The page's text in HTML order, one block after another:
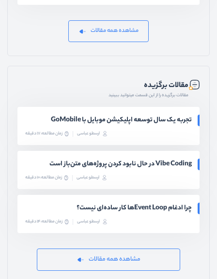
مشاهده همه مقالات
مقالات برگزیده
مقالات برگزیده را از این قسمت میتوانید ببینید
تجربه یک سال توسعه اپلیکیشن موبایل با GoMobile
ارسطو عباسی زمان مطالعه: 17 دقیقه
Vibe Coding در حال نابود کردن پروژه‌های متن‌باز است
ارسطو عباسی زمان مطالعه: 10 دقیقه
چرا ادغام Event Loopها کار ساده‌ای نیست؟
ارسطو عباسی زمان مطالعه: 14 دقیقه
مشاهده همه مقالات